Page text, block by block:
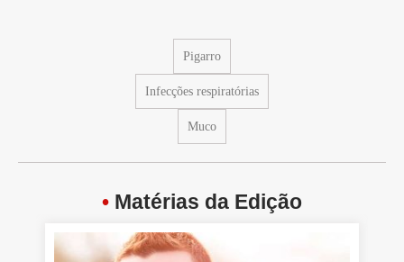
Pigarro
Infecções respiratórias
Muco
• Matérias da Edição